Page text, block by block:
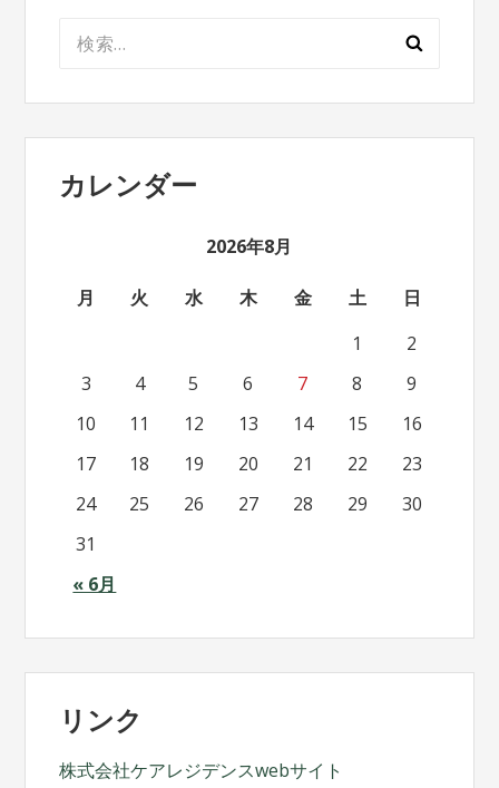
カレンダー
2026年8月
月 火 水 木 金 土 日
« 6月
1
2
3
4 5 6 7 8
9
10
11 12 13 14 15
16
17
18 19 20 21 22
23
24
25 26 27 28 29
30
31
リンク
株式会社ケアレジデンスwebサイト